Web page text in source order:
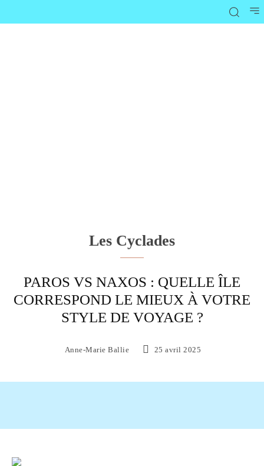
Les Cyclades
PAROS VS NAXOS : QUELLE ÎLE
CORRESPOND LE MIEUX À VOTRE
STYLE DE VOYAGE ?
Anne-Marie Ballie 25 avril 2025